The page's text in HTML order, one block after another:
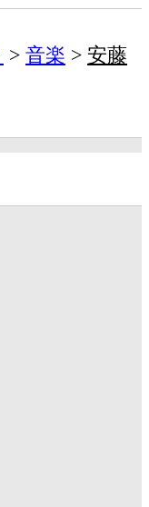
音楽
安藤